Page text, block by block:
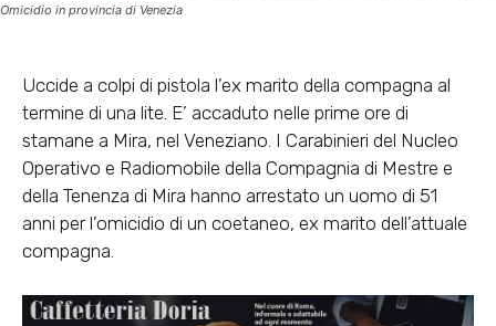
Omicidio in provincia di Venezia
Uccide a colpi di pistola l’ex marito della compagna al
termine di una lite. E’ accaduto nelle prime ore di
stamane a Mira, nel Veneziano. I Carabinieri del Nucleo
Operativo e Radiomobile della Compagnia di Mestre e
della Tenenza di Mira hanno arrestato un uomo di 51
anni per l’omicidio di un coetaneo, ex marito dell’attuale
compagna.